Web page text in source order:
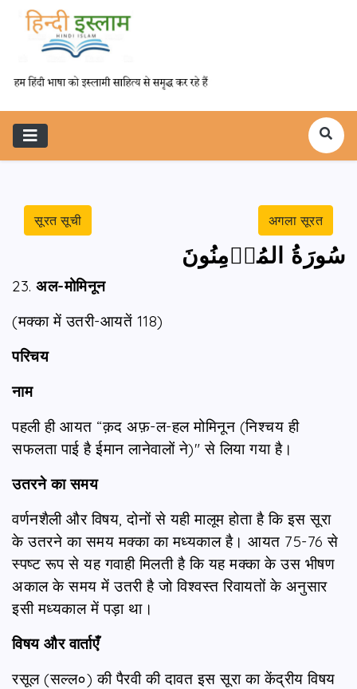
सूरत सूची अगला सूरत
سُورَةُ المُؤۡمِنُونَ
23. अल-मोमिनून
(मक्का में उतरी-आयतें 118)
परिचय
नाम
पहली ही आयत “क़द अफ़-ल-हल मोमिनून (निश्चय ही
सफलता पाई है ईमान लानेवालों ने)" से लिया गया है।
उतरने का समय
वर्णनशैली और विषय, दोनों से यही मालूम होता है कि इस सूरा
के उतरने का समय मक्का का मध्यकाल है। आयत 75-76 से
स्पष्ट रूप से यह गवाही मिलती है कि यह मक्का के उस भीषण
अकाल के समय में उतरी है जो विश्वस्त रिवायतों के अनुसार
इसी मध्यकाल में पड़ा था।
विषय और वार्ताएँ
रसूल (सल्ल०) की पैरवी की दावत इस सूरा का केंद्रीय विषय